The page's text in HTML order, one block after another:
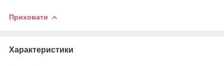
Приховати
Характеристики